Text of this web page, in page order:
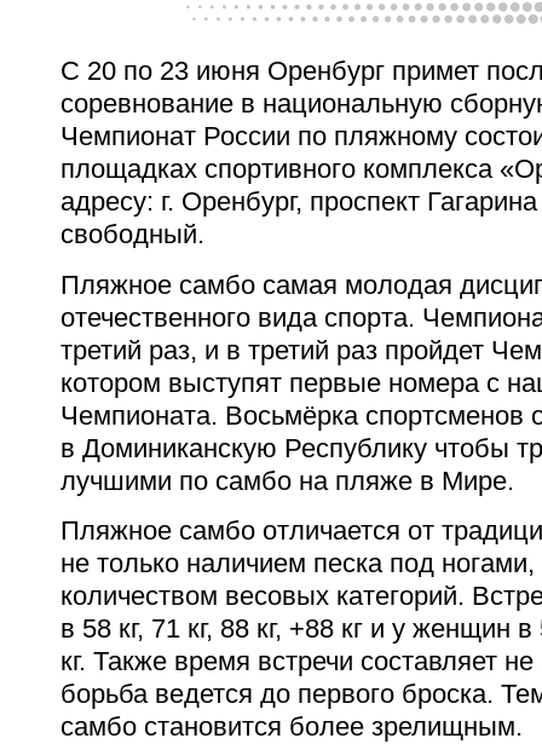
С 20 по 23 июня Оренбург примет
соревнование в национальную
Чемпионат России по пляжному
площадках спортивного комплекса
адресу: г. Оренбург, проспект
свободный.
Пляжное самбо самая молодая
отечественного вида спорта.
третий раз, и в третий раз пройдет
котором выступят первые номера с
Чемпионата. Восьмёрка спортсменов
в Доминиканскую Республику чтобы
лучшими по самбо на пляже в Мире.
Пляжное самбо отличается от
не только наличием песка под
количеством весовых категорий.
в 58 кг, 71 кг, 88 кг, +88 кг и у женщин в
кг. Также время встречи составляет
борьба ведется до первого броска.
самбо становится более зрелищным.